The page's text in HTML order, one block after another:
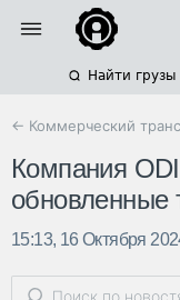
Найти грузы
← Коммерческий
Компания
обновленные
15:13, 16 Октября